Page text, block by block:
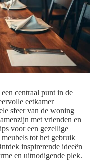
centraal punt in de
eetkamer
sfeer van de woning
met vrienden en
voor een gezellige
tot het gebruik
inspirerende ideeën
en uitnodigende plek.